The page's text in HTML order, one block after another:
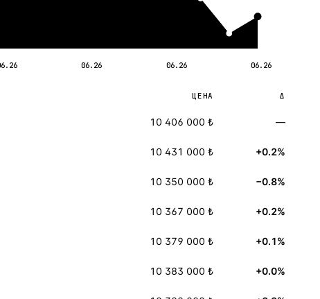
06.26 06.26 06.26
ЦЕНА Δ
10 406 000 ₺ —
10 431 000 ₺ +0.2%
10 350 000 ₺ −0.8%
10 367 000 ₺ +0.2%
10 379 000 ₺ +0.1%
10 383 000 ₺ +0.0%